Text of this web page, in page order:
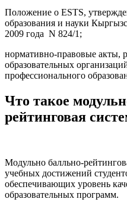
Положение о ESTS,
образования и науки
2009 года N 824/1;
нормативно-правовые акты,
образовательных
профессионального
Что такое
рейтинговая
Модульно балльно-
учебных достижений
обеспечивающих уровень
образовательных программ.